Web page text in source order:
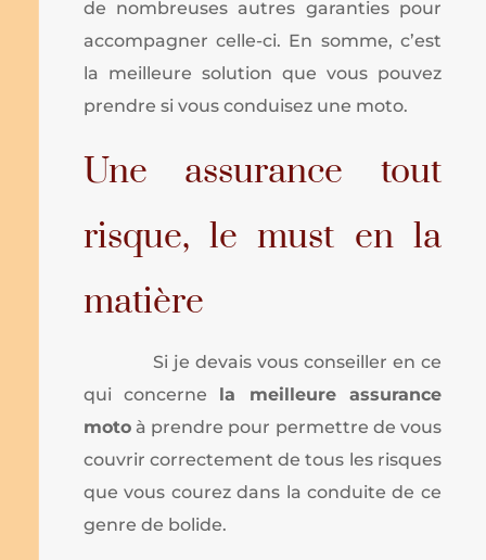
de nombreuses autres garanties pour
accompagner celle-ci. En somme, c’est
la meilleure solution que vous pouvez
prendre si vous conduisez une moto.
Une assurance tout
risque, le must en la
matière
Si je devais vous conseiller en ce
qui concerne la meilleure assurance
moto à prendre pour permettre de vous
couvrir correctement de tous les risques
que vous courez dans la conduite de ce
genre de bolide.